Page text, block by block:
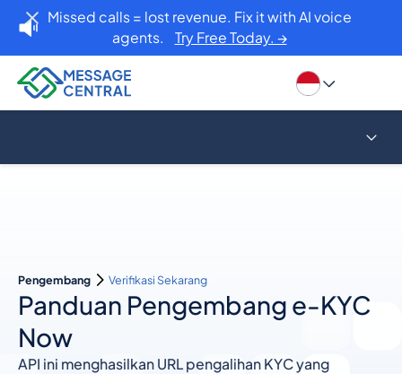
Missed calls = lost revenue. Fix it with AI voice
agents. Try Free Today. →
Pengembang Verifikasi Sekarang
Panduan Pengembang e-KYC
Now
API ini menghasilkan URL pengalihan KYC yang